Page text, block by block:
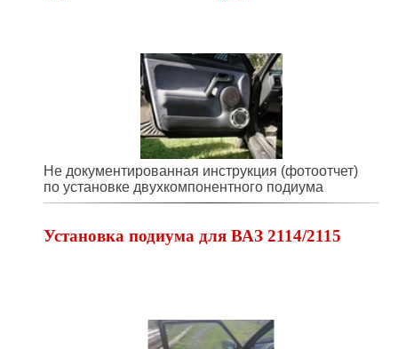
Не документированная инструкция (фотоотчет)
по установке двухкомпонентного подиума
Установка подиума для ВАЗ 2114/2115